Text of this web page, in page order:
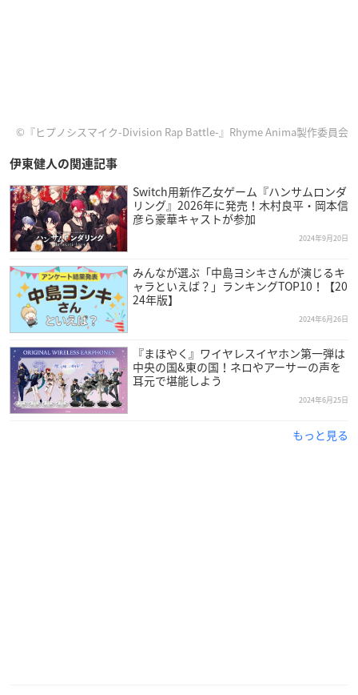
©『ヒプノシスマイク-Division Rap Battle-』Rhyme Anima製作委員会
伊東健人の関連記事
Switch用新作乙女ゲーム『ハンサムロンダ
リング』2026年に発売！木村良平・岡本信
彦ら豪華キャストが参加
2024年9月20日
みんなが選ぶ「中島ヨシキさんが演じるキ
ャラといえば？」ランキングTOP10！【20
24年版】
2024年6月26日
『まほやく』ワイヤレスイヤホン第一弾は
中央の国&東の国！ネロやアーサーの声を
耳元で堪能しよう
2024年6月25日
もっと見る